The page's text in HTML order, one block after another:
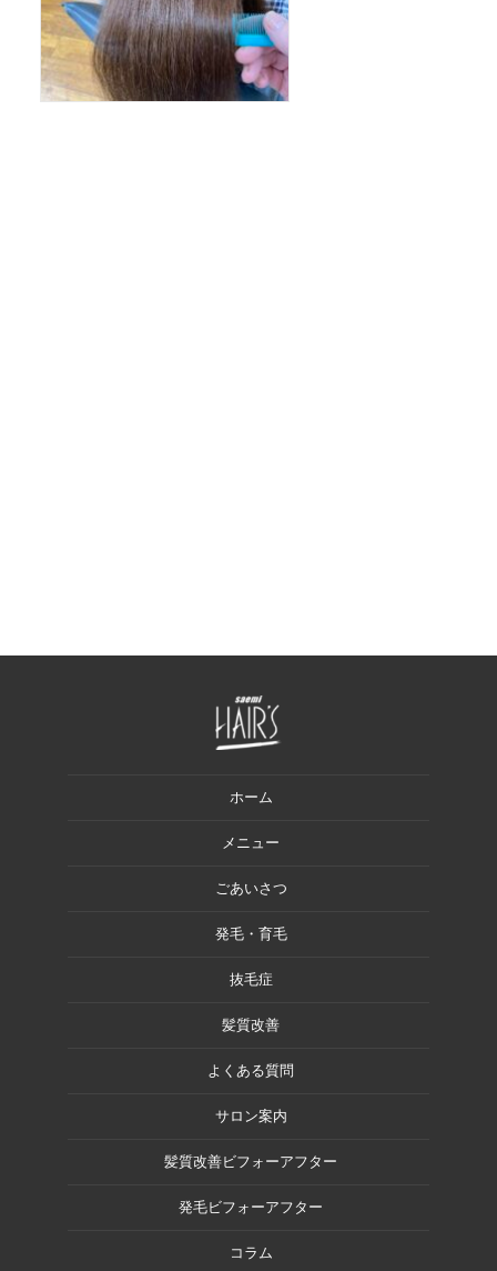
ホーム
メニュー
ごあいさつ
発毛・育毛
抜毛症
髪質改善
よくある質問
サロン案内
髪質改善ビフォーアフター
発毛ビフォーアフター
コラム